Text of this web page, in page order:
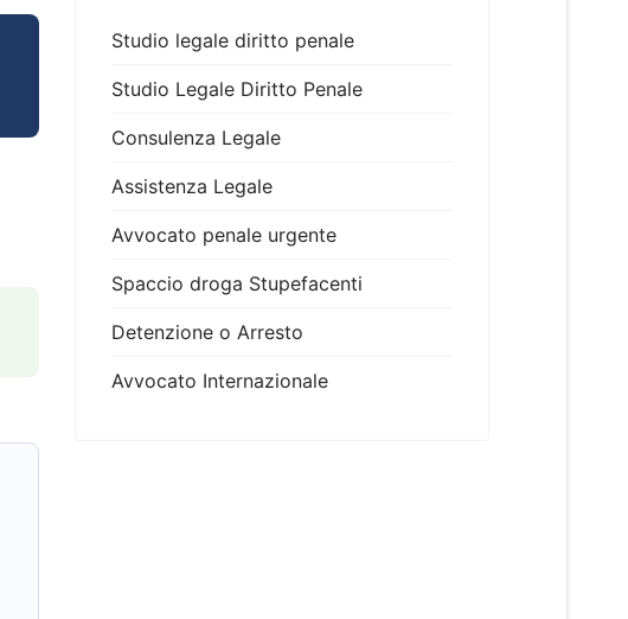
Studio legale diritto penale
Studio Legale Diritto Penale
Consulenza Legale
Assistenza Legale
Avvocato penale urgente
Spaccio droga Stupefacenti
Detenzione o Arresto
Avvocato Internazionale